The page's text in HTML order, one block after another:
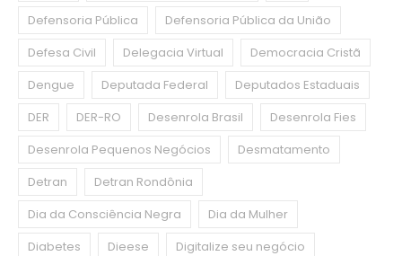
Defensoria Pública
Defensoria Pública da União
Defesa Civil
Delegacia Virtual
Democracia Cristã
Dengue
Deputada Federal
Deputados Estaduais
DER
DER-RO Desenrola Brasil
Desenrola Fies
Desenrola Pequenos Negócios
Desmatamento
Detran
Detran Rondônia
Dia da Consciência Negra
Dia da Mulher
Diabetes
Dieese
Digitalize seu negócio